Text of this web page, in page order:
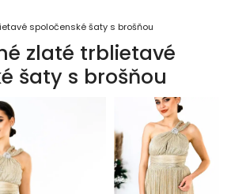
spoločenské šaty s brošňou
zlaté trblietavé
šaty s brošňou